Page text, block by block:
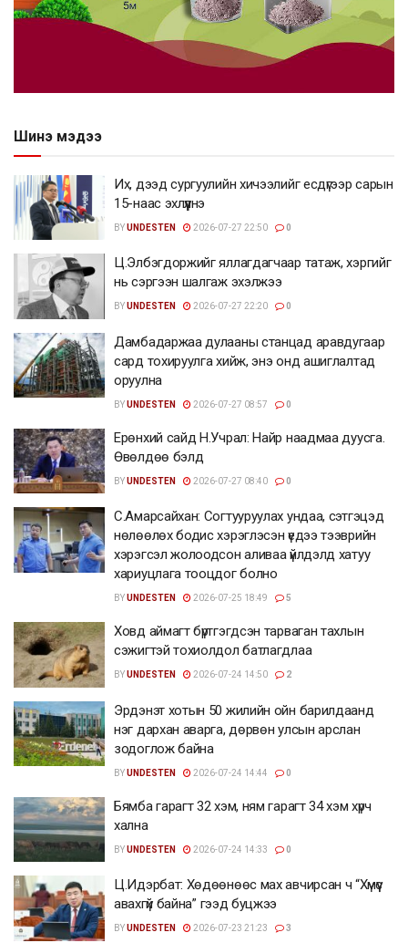
Шинэ мэдээ
Их, дээд сургуулийн хичээлийг есдүгээр сарын
15-наас эхлүүлнэ
BYUNDESTEN 2026-07-27 22:50 0
Ц.Элбэгдоржийг яллагдагчаар татаж, хэргийг
нь сэргээн шалгаж эхэлжээ
BYUNDESTEN 2026-07-27 22:20 0
Дамбадаржаа дулааны станцад аравдугаар
сард тохируулга хийж, энэ онд ашиглалтад
оруулна
BYUNDESTEN 2026-07-27 08:57 0
Ерөнхий сайд Н.Учрал: Найр наадмаа дуусга.
Өвөлдөө бэлд
BYUNDESTEN 2026-07-27 08:40 0
С.Амарсайхан: Согтууруулах ундаа, сэтгэцэд
нөлөөлөх бодис хэрэглэсэн үедээ тээврийн
хэрэгсэл жолоодсон аливаа үйлдэлд хатуу
хариуцлага тооцдог болно
BYUNDESTEN 2026-07-25 18:49 5
Ховд аймагт бүртгэгдсэн тарваган тахлын
сэжигтэй тохиолдол батлагдлаа
BYUNDESTEN 2026-07-24 14:50 2
Эрдэнэт хотын 50 жилийн ойн барилдаанд
нэг дархан аварга, дөрвөн улсын арслан
зодоглож байна
BYUNDESTEN 2026-07-24 14:44 0
Бямба гарагт 32 хэм, ням гарагт 34 хэм хүрч
хална
BYUNDESTEN 2026-07-24 14:33 0
Ц.Идэрбат: Хөдөөнөөс мах авчирсан ч “Хүмүүс
авахгүй байна” гээд буцжээ
BYUNDESTEN 2026-07-23 21:23 3